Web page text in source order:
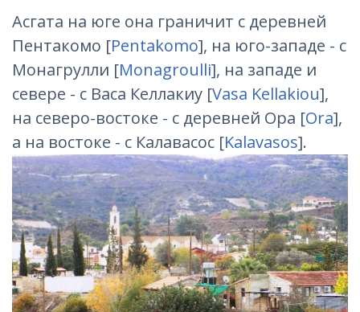
Асгата на юге она граничит с деревней
Пентакомо [Pentakomo], на юго-западе - с
Монагрулли [Monagroulli], на западе и
севере - с Васа Келлакиу [Vasa Kellakiou],
на северо-востоке - с деревней Ора [Ora],
а на востоке - с Калавасос [Kalavasos].